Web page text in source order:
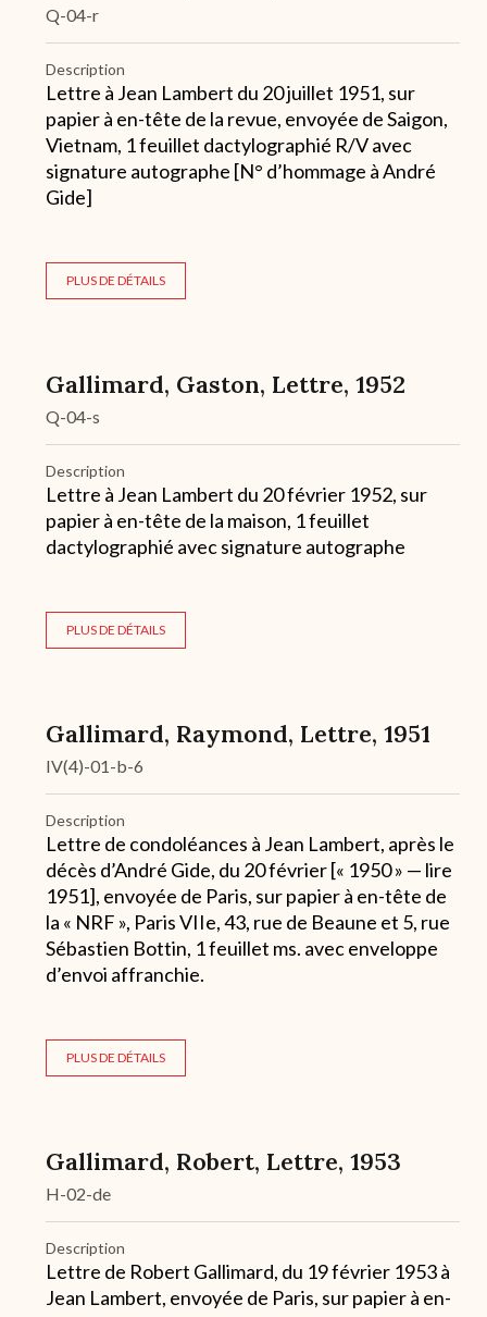
Q-04-r
Description
Lettre à Jean Lambert du 20 juillet 1951, sur
papier à en-tête de la revue, envoyée de Saigon,
Vietnam, 1 feuillet dactylographié R/V avec
signature autographe [N° d’hommage à André
Gide]
PLUS DE DÉTAILS
Gallimard, Gaston, Lettre, 1952
Q-04-s
Description
Lettre à Jean Lambert du 20 février 1952, sur
papier à en-tête de la maison, 1 feuillet
dactylographié avec signature autographe
PLUS DE DÉTAILS
Gallimard, Raymond, Lettre, 1951
IV(4)-01-b-6
Description
Lettre de condoléances à Jean Lambert, après le
décès d’André Gide, du 20 février [« 1950 » — lire
1951], envoyée de Paris, sur papier à en-tête de
la « NRF », Paris VIIe, 43, rue de Beaune et 5, rue
Sébastien Bottin, 1 feuillet ms. avec enveloppe
d’envoi affranchie.
PLUS DE DÉTAILS
Gallimard, Robert, Lettre, 1953
H-02-de
Description
Lettre de Robert Gallimard, du 19 février 1953 à
Jean Lambert, envoyée de Paris, sur papier à en-